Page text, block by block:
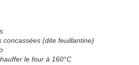
concassées (dite feuillantine)
le four à 160°C